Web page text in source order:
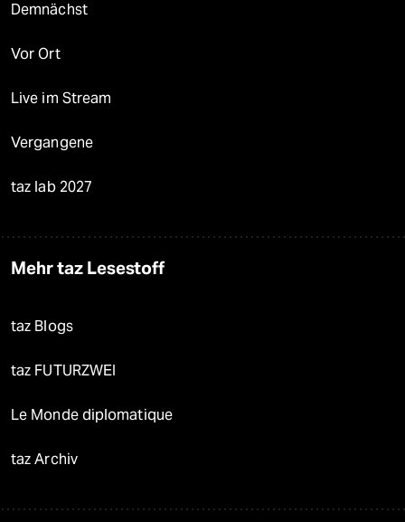
Demnächst
Vor Ort
Live im Stream
Vergangene
taz lab 2027
Mehr taz Lesestoff
taz Blogs
taz FUTURZWEI
Le Monde diplomatique
taz Archiv